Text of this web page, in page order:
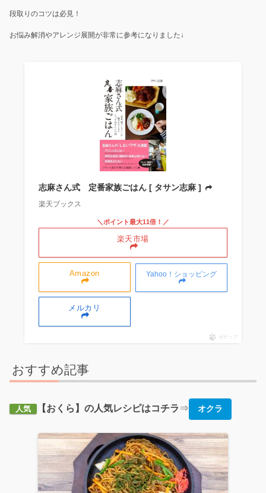
段取りのコツは必見！
お悩み解消やアレンジ展開が非常に参考になりました↓
志麻さん式 定番家族ごはん [ タサン志麻 ]
楽天ブックス
Amazon
＼ポイント最大11倍！／
楽天市場
Yahoo！ショッピング
メルカリ
ポチップ
おすすめ記事
人気 【おくら】の人気レシピはコチラ ⇒ オクラ